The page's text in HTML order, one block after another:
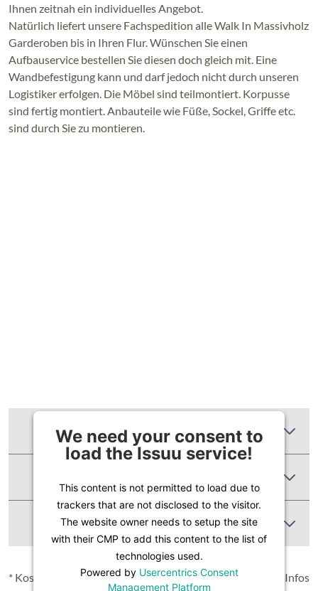
Ihnen zeitnah ein individuelles Angebot.
Natürlich liefert unsere Fachspedition alle Walk In Massivholz
Garderoben bis in Ihren Flur. Wünschen Sie einen
Aufbauservice bestellen Sie diesen doch gleich mit. Eine
Wandbefestigung kann und darf jedoch nicht durch unseren
Logistiker erfolgen. Die Möbel sind teilmontiert. Korpusse
sind fertig montiert. Anbauteile wie Füße, Sockel, Griffe etc.
sind durch Sie zu montieren.
We need your consent to
load the Issuu service!
This content is not permitted to load due to
trackers that are not disclosed to the visitor.
The website owner needs to setup the site
with their CMP to add this content to the list of
technologies used.
Powered by Usercentrics Consent
Management Platform
Zusätzliche Informationen
Abbildung Ähnlich
* Kostenloser Versand in Deutschland (Festland), nähere Infos